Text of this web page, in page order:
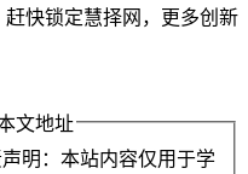
快锁定慧择网，更多创新
文地址
明：本站内容仅用于学